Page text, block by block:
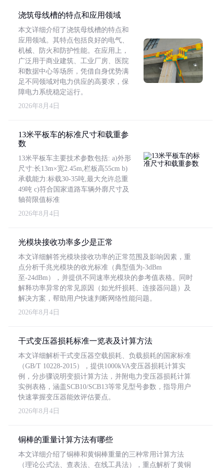
浇筑母线槽的特点和应用领域
本文详细介绍了浇筑母线槽的特点和
应用领域。其特点包括良好的电气、
机械、防火和防护性能。在应用上，
广泛用于商业建筑、工业厂房、医院
和数据中心等场所，凭借自身优势满
足不同领域对电力供应的高要求，保
障电力系统稳定运行。
2026年8月4日
13米平板车的标准尺寸和载重参
数
13米平板车主要技术参数包括: a)外形
尺寸:长13m×宽2.45m,栏板高55cm b)
承载能力:标载30-35吨,最大允许总重
49吨 c)符合国家道路车辆外廓尺寸及
轴荷限值标准
2026年8月4日
光模块接收功率多少是正常
本文详细解答光模块接收功率的正常范围及影响因素，重
点分析千兆光模块的收光标准（典型值为-3dBm
至-24dBm），并提供不同速率光模块的参考值表格。同时
解释功率异常的常见原因（如光纤损耗、连接器问题）及
解决方案，帮助用户快速判断网络性能问题。
2026年8月4日
干式变压器损耗标准一览表及计算方法
本文详细解析干式变压器空载损耗、负载损耗的国家标准
（GB/T 10228-2015），提供1000kVA变压器损耗计算实
例，分步骤说明变损计算方法，并附电力变压器损耗计算
实例表格，涵盖SCB10/SCB13等常见型号参数，指导用户
快速掌握变压器能效评估要点。
2026年8月4日
铜棒的重量计算方法有哪些
本文详细介绍了铜棒和黄铜棒重量的三种常用计算方法
（理论公式法、查表法、在线工具法），重点解析了黄铜